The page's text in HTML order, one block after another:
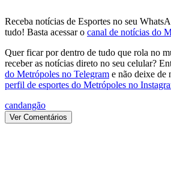
Receba notícias de Esportes no seu
tudo! Basta acessar o canal de notícias do
Quer ficar por dentro de tudo que rola no
receber as notícias direto no seu celular?
do Metrópoles no Telegram e não deixe de
perfil de esportes do Metrópoles no
candangão
Ver Comentários